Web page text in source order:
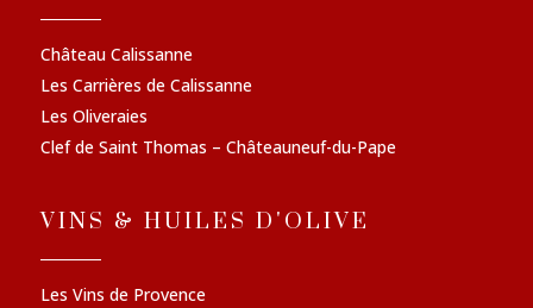
Château Calissanne
Les Carrières de Calissanne
Les Oliveraies
Clef de Saint Thomas – Châteauneuf-du-Pape
VINS & HUILES D'OLIVE
Les Vins de Provence